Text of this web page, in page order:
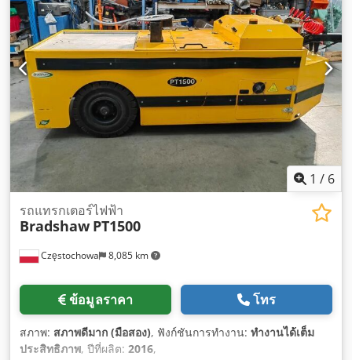
1 / 6
Częstochowa 8,085 km
รถแทรกเตอร์ไฟฟ้า
Bradshaw PT1500
ข้อมูลราคา โทร
สภาพ: สภาพดีมาก (มือสอง), ฟังก์ชันการทำงาน: ทำงานได้เต็ม
ประสิทธิภาพ, ปีที่ผลิต: 2016,